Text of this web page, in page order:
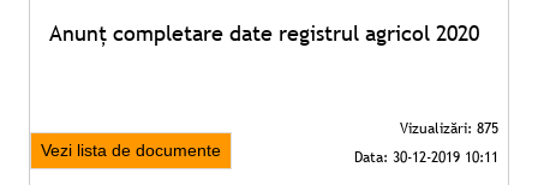
Anunț completare date registrul agricol 2020
Vezi lista de documente